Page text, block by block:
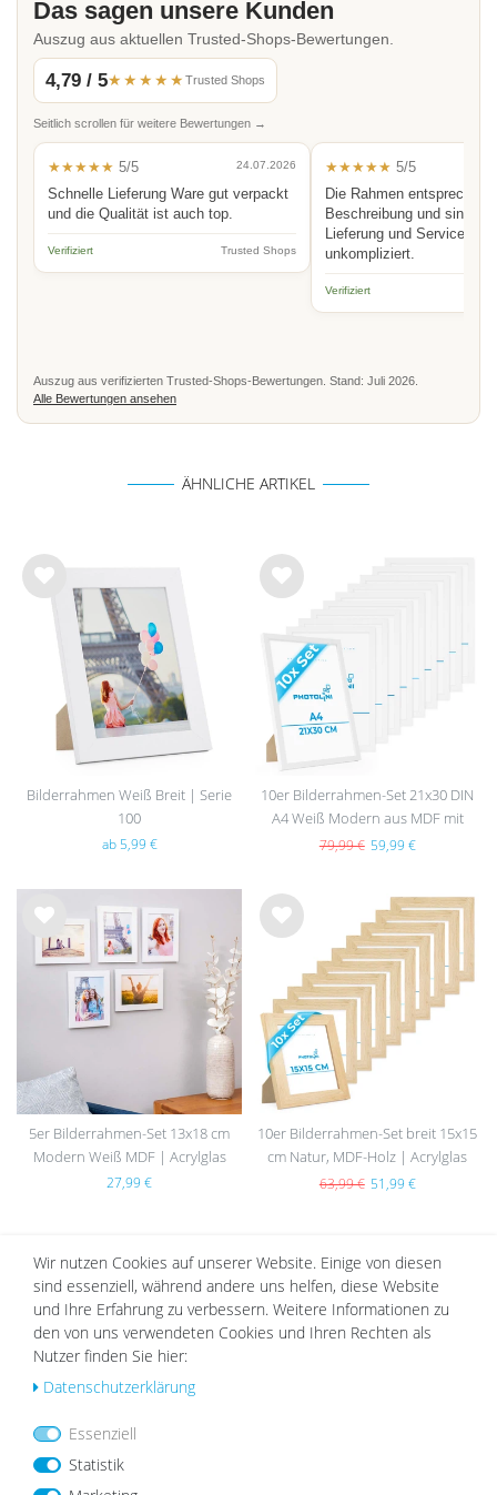
Das sagen unsere Kunden
Auszug aus aktuellen Trusted-Shops-Bewertungen.
4,79 / 5★★★★★ Trusted Shops
Seitlich scrollen für weitere Bewertungen →
★★★★★ 5/5 24.07.2026
Schnelle Lieferung Ware gut verpackt
und die Qualität ist auch top.
Verifiziert Trusted Shops
★★★★★ 5/5
Die Rahmen entsprechen
Beschreibung und sind
Lieferung und Service
unkompliziert.
Verifiziert
Auszug aus verifizierten Trusted-Shops-Bewertungen. Stand: Juli 2026.
Alle Bewertungen ansehen
ÄHNLICHE ARTIKEL
Wu
nsc
hlist
Bilderrahmen Weiß Breit | Serie
100
ab 5,99 €
Wu
hlist
10er Bilderrahmen-Set 21x30 DIN
A4 Weiß Modern aus MDF mit
Acrylglas
79,99 € 59,99 €
Wu
nsc
5er Bilderrahmen-Set 13x18 cm
Modern Weiß MDF | Acrylglas
27,99 €
Wu
e
10er Bilderrahmen-Set breit 15x15
cm Natur, MDF-Holz | Acrylglas
63,99 € 51,99 €
DAZU PASSEND
Wu
hlist
Wir nutzen Cookies auf unserer Website. Einige von diesen
sind essenziell, während andere uns helfen, diese Website
und Ihre Erfahrung zu verbessern. Weitere Informationen zu
den von uns verwendeten Cookies und Ihren Rechten als
Nutzer finden Sie hier:
Daten­schutz­erklärung
Essenziell
Statistik